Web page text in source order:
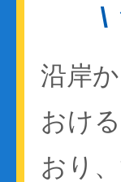
沿岸
おけ
おり